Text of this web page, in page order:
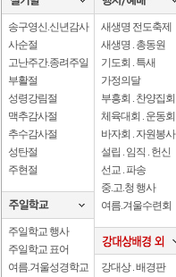
송구영신.신년감사
사순절
고난주간.종려주일
부활절
성령강림절
맥추감사절
추수감사절
성탄절
주현절
주일학교 행사
주일학교 표어
여름.겨울성경학교
새생명 전도축제
새생명 . 총동원
기도회 . 특새
가정의달
부흥회 . 찬양집회
체육대회 . 운동회
바자회 . 자원봉사
설립 . 임직 . 헌신
선교 . 파송
중.고.청 행사
여름.겨울수련회
강대상 . 배경판